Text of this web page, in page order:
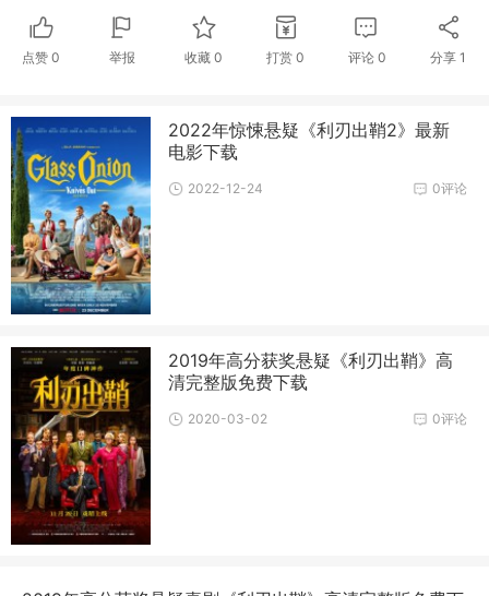
点赞 0 举报 收藏0 打赏 0 评论 0 分享1
2022年惊悚悬疑《利刃出鞘2》最新
电影下载
0评论
2022-12-24
2019年高分获奖悬疑《利刃出鞘》高
清完整版免费下载
0评论
2020-03-02